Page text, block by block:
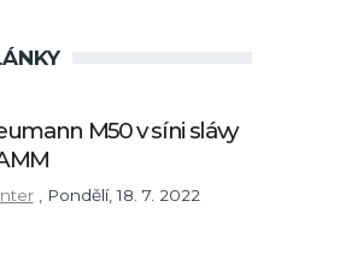
M50 v síni slávy
Pondělí, 18. 7. 2022